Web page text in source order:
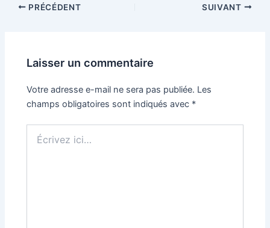
NavigationPRÉCÉDENT SUIVANT
Laisser un commentaire
Votre adresse e-mail ne sera pas publiée. Les
champs obligatoires sont indiqués avec *
ici…